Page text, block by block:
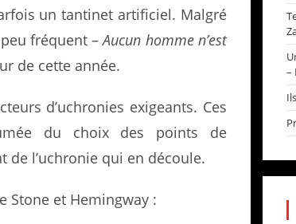
un tantinet artificiel. Malgré
fréquent –Aucun homme n’est
de cette année.
d’uchronies exigeants. Ces
du choix des points de
de l’uchronie qui en découle.
Stone et Hemingway :
–